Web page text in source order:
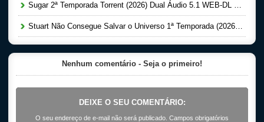
Sugar 2ª Temporada Torrent (2026) Dual Áudio 5.1 WEB-DL 1080p
Stuart Não Consegue Salvar o Universo 1ª Temporada (2026) Dual Áudio 5.1 WEB-DL 1080p
Nenhum comentário - Seja o primeiro!
DEIXE O SEU COMENTÁRIO:
O seu endereço de e-mail não será publicado. Campos obrigatórios